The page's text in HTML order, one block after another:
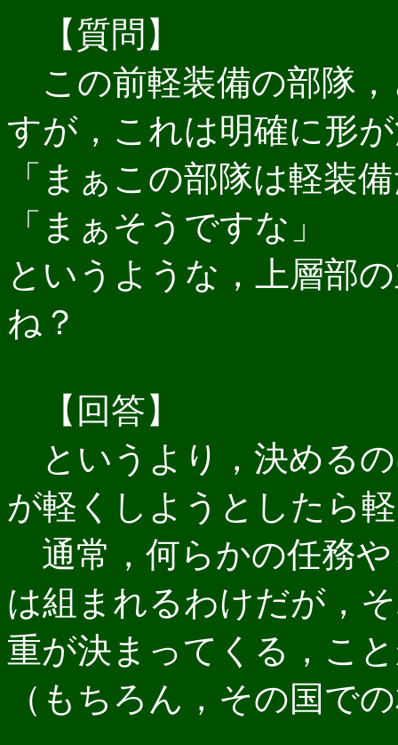
【質問】
この前軽装備の部隊
すが，これは明確に形
「まぁこの部隊は軽装
「まぁそうですな」
というような，上層部
ね？
【回答】
というより，決める
が軽くしようとしたら
通常，何らかの任務
は組まれるわけだが，
重が決まってくる，こ
（もちろん，その国で